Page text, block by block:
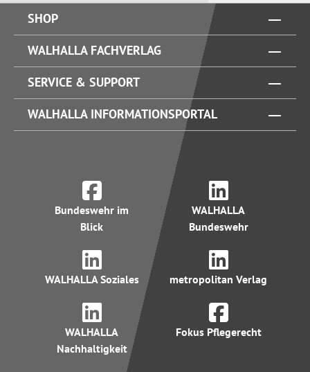
SHOP
WALHALLA FACHVERLAG
SERVICE & SUPPORT
WALHALLA INFORMATIONSPORTAL
Bundeswehr im
Blick
WALHALLA
Bundeswehr
WALHALLA Soziales metropolitan Verlag
WALHALLA
Nachhaltigkeit
Fokus Pflegerecht